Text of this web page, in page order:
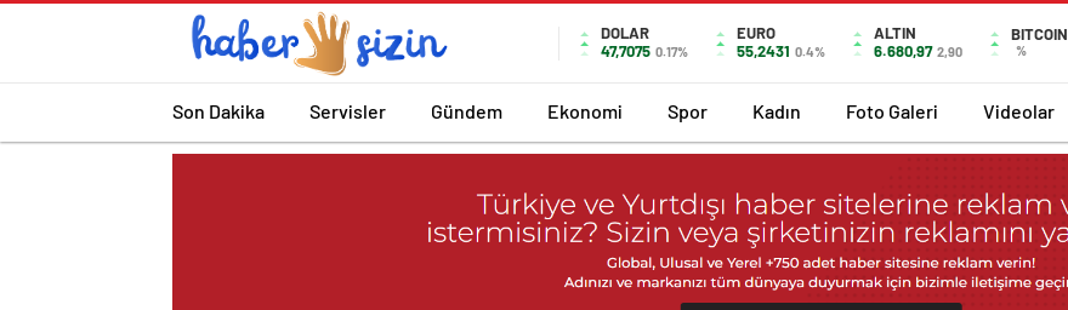
DOLAR
47,7075 0.17%
EURO
55,2431 0.4%
ALTIN
6.680,97 2,90
BITCOIN
%
Son Dakika Servisler Gündem Ekonomi Spor Kadın Foto Galeri Videolar